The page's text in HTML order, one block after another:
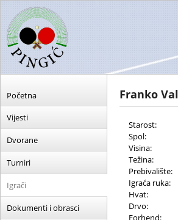
Početna
Vijesti
Dvorane
Turniri
Igrači
Dokumenti i obrasci
Franko
Starost:
Spol:
Visina:
Težina:
Prebivalište:
Igraća ruka:
Hvat:
Drvo:
Forhend: